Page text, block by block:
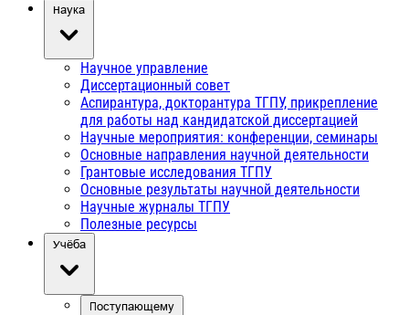
Наука
Научное управление
Диссертационный совет
Аспирантура, докторантура ТГПУ, прикрепление
для работы над кандидатской диссертацией
Научные мероприятия: конференции, семинары
Основные направления научной деятельности
Грантовые исследования ТГПУ
Основные результаты научной деятельности
Научные журналы ТГПУ
Полезные ресурсы
Учёба
Поступающему